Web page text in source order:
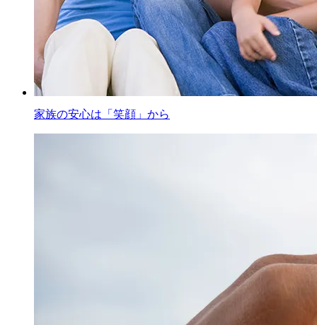
家族の安心は「笑顔」から